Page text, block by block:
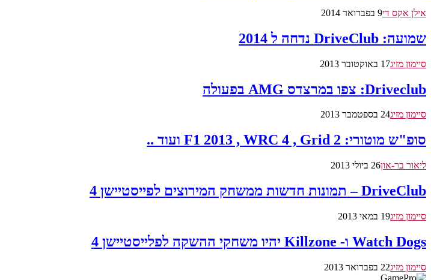
אילן אקס די9 בפברואר 2014
שמועה: DriveClub נדחה ל 2014
סיימון מזיג17 באוקטובר 2013
Driveclub: צפו במרצדס AMG בפעולה
סיימון מזיג24 בספטמבר 2013
סופ"ש מוטורי: F1 2013 , WRC 4 , Grid 2 ועוד ..
ליאור בר-און26 ביולי 2013
DriveClub – תמונות חדשות ממשחק המירוצים לפייסטיישן 4
סיימון מזיג19 במאי 2013
Watch Dogs ו- Killzone יהיו משחקי ההשקה לפלייסטיישן 4
סיימון מזיג22 בפברואר 2013